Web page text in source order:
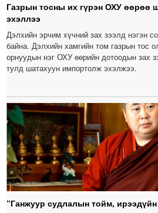
Газрын тосны их гүрэн ОХУ өөрөө
эхэллээ
Дэлхийн эрчим хүчний зах зээлд нэгэн
байна. Дэлхийн хамгийн том газрын тос
орнуудын нэг ОХУ өөрийн дотоодын зах
тулд шатахуун импортолж эхэлжээ.
“Ганжуур судлалын тойм, ирээдүйн